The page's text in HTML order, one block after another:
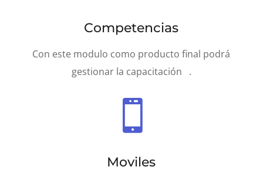
Competencias
Con este modulo como producto final podrá
gestionar la capacitación .

Moviles